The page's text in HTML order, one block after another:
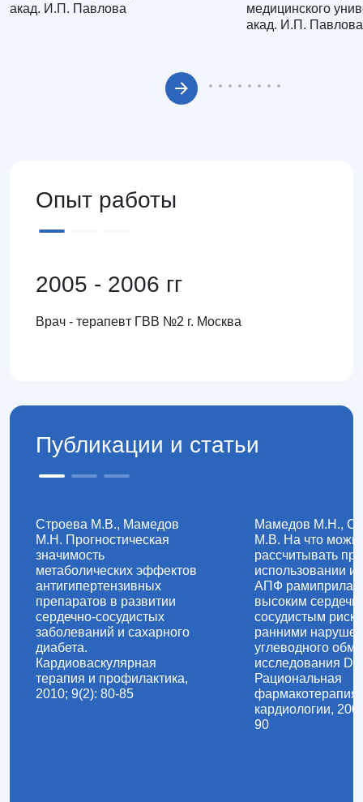
акад. И.П. Павлова
медицинского
акад. И.П. Павлова
Опыт работы
2005 - 2006 гг
Врач - терапевт ГВВ №2 г. Москва
Публикации и статьи
Строева М.В., Мамедов
М.Н. Прогностическая
значимость
метаболических эффектов
антигипертензивных
препаратов в развитии
сердечно-сосудистых
заболеваний и сахарного
диабета.
Кардиоваскулярная
терапия и профилактика,
2010; 9(2): 80-85
Мамедов М.Н.,
М.В. На что
рассчитывать при
использовании
АПФ рамиприла у
высоким
сосудистым
ранними
углеводного
исследования
Рациональная
фармакотерапия
кардиологии,
90